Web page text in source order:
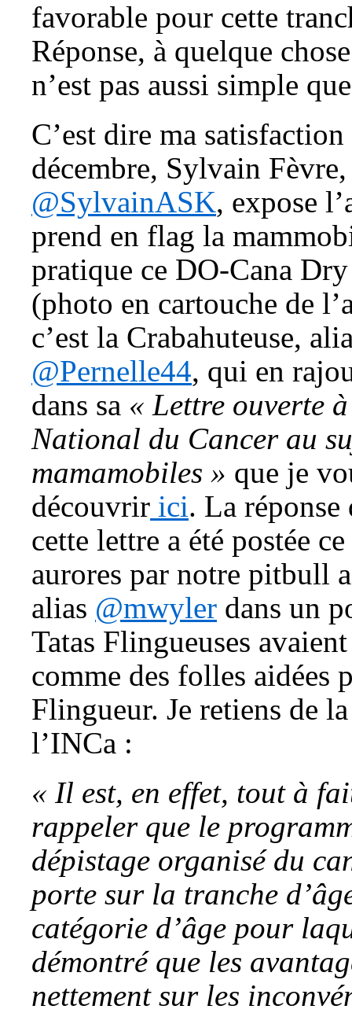
favorable pour cette
Réponse, à quelque
n’est pas aussi simple
C’est dire ma
décembre, Sylvain
@SylvainASK, expose
prend en flag la
pratique ce DO-Cana Dry
(photo en cartouche de
c’est la Crabahuteuse,
@Pernelle44, qui en
dans sa « Lettre ouverte
National du Cancer au
mamamobiles » que je
découvrir ici. La réponse
cette lettre a été postée
aurores par notre pitbull
alias @mwyler dans un
Tatas Flingueuses
comme des folles aidées
Flingueur. Je retiens de
l’INCa :
« Il est, en effet, tout à
rappeler que le
dépistage organisé du
porte sur la tranche
catégorie d’âge pour
démontré que les
nettement sur les